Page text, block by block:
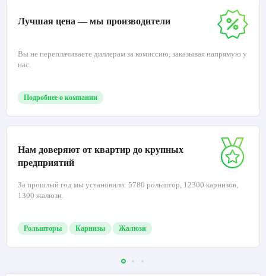
Лучшая цена — мы производители
Вы не переплачиваете диллерам за комиссию, заказывая напрямую у
нас.
Подробнее о компании
Нам доверяют от квартир до крупных
предприятий
За прошлый год мы установили: 5780 рольштор, 12300 карнизов,
1300 жалюзи.
Рольшторы Карнизы Жалюзи